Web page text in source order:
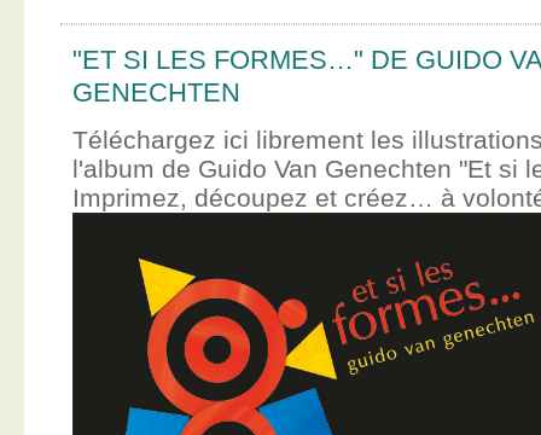
"ET SI LES FORMES…" DE GUIDO
GENECHTEN
Téléchargez ici librement les
l'album de Guido Van Genechten "Et si
Imprimez, découpez et créez… à